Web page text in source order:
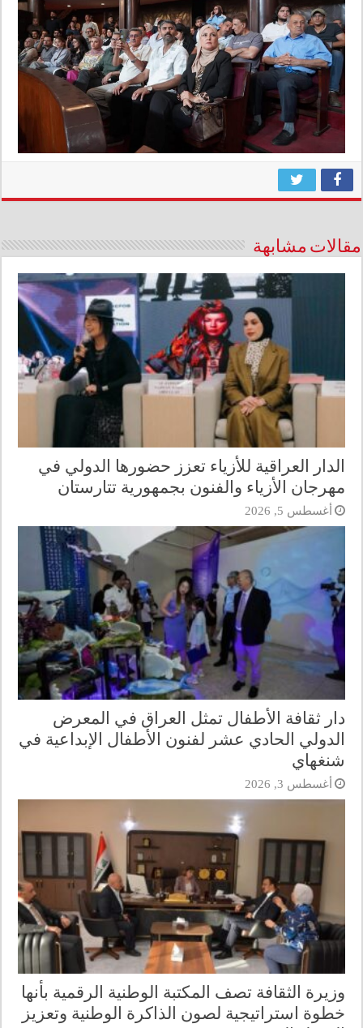
مقالات مشابهة
الدار العراقية للأزياء تعزز حضورها الدولي في
مهرجان الأزياء والفنون بجمهورية تتارستان
أغسطس 5, 2026
دار ثقافة الأطفال تمثل العراق في المعرض
الدولي الحادي عشر لفنون الأطفال الإبداعية في
شنغهاي
أغسطس 3, 2026
وزيرة الثقافة تصف المكتبة الوطنية الرقمية بأنها
خطوة استراتيجية لصون الذاكرة الوطنية وتعزيز